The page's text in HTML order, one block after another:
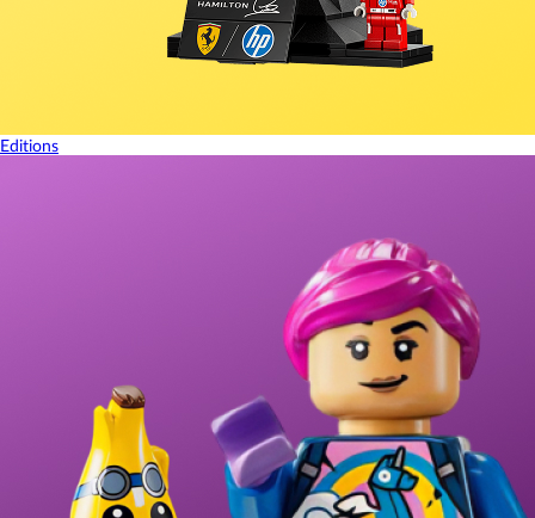
Editions